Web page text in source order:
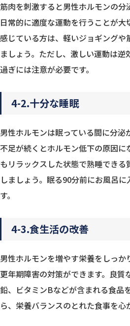
筋肉を刺激すると男性ホルモンの分
日常的に適度な運動を行うことが大
感じている方は、軽いジョギングや
ましょう。ただし、激しい運動は逆
過ぎには注意が必要です。
4-2.十分な睡眠
男性ホルモンは眠っている間に分泌
不足が続くとホルモン低下の原因に
もリラックスした状態で熟睡できる
しましょう。眠る90分前にお風呂
す。
4-3.食生活の改善
男性ホルモンを増やす栄養をしっか
更年期障害の対策ができます。良質
鉛、ビタミンBなどが含まれる食品
ら、栄養バランスのとれた食事を心